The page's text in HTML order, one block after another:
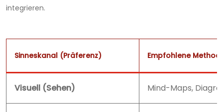
integrieren.
Sinneskanal (Präferenz) Empfohlene
Visuell (Sehen) Mind-Maps,